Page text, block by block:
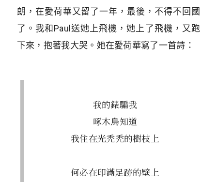
朗，在愛荷華又留了一年，最後，不得不回國
了。我和Paul送她上飛機，她上了飛機，又跑
下來，抱著我大哭。她在愛荷華寫了一首詩：
我的錶騙我
啄木鳥知道
我住在光禿禿的樹枝上
何必在印滿足跡的壁上